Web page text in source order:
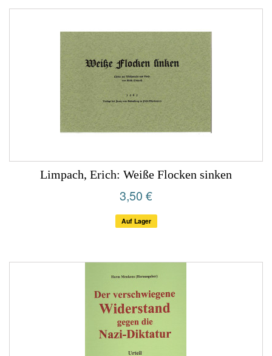
Limpach, Erich: Weiße Flocken sinken
3,50 €
Auf Lager